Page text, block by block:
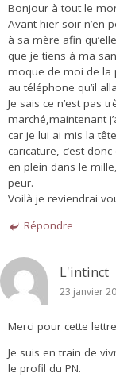
Bonjour à tout le
Avant hier soir n’en
à sa mère afin
que je tiens à ma
moque de moi de la
au téléphone qu’il
Je sais ce n’est pas
marché,maintenant
car je lui ai mis la
caricature, c’est
en plein dans le
peur.
Voilà je reviendrai
Répondre
L'intinct
23 janvier
Merci pour cette lettre
Je suis en train de
le profil du PN.